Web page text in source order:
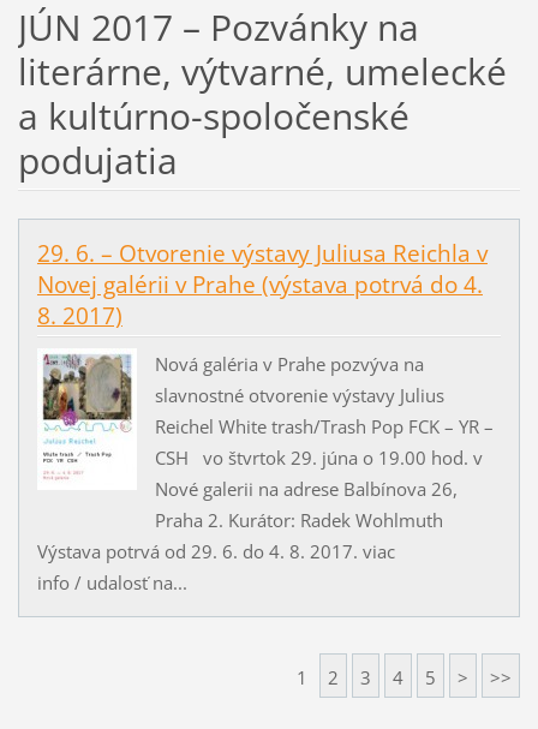
JÚN 2017 – Pozvánky na
literárne, výtvarné, umelecké
a kultúrno-spoločenské
podujatia
29. 6. – Otvorenie výstavy Juliusa Reichla v
Novej galérii v Prahe (výstava potrvá do 4.
8. 2017)
Nová galéria v Prahe pozvýva na
slavnostné otvorenie výstavy Julius
Reichel White trash/Trash Pop FCK – YR –
CSH vo štvrtok 29. júna o 19.00 hod. v
Nové galerii na adrese Balbínova 26,
Praha 2. Kurátor: Radek Wohlmuth
Výstava potrvá od 29. 6. do 4. 8. 2017. viac
info / udalosť na...
1 2 3 4 5 > >>